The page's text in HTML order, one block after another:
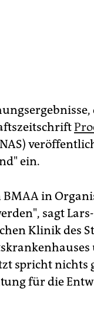
ein.
BMAA in
sagt
Klinik des
spricht nichts
für die